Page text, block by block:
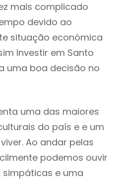
mais complicado
devido ao
situação económica
Investir em Santo
uma boa decisão no
uma das maiores
do país e e um
Ao andar pelas
podemos ouvir
e uma